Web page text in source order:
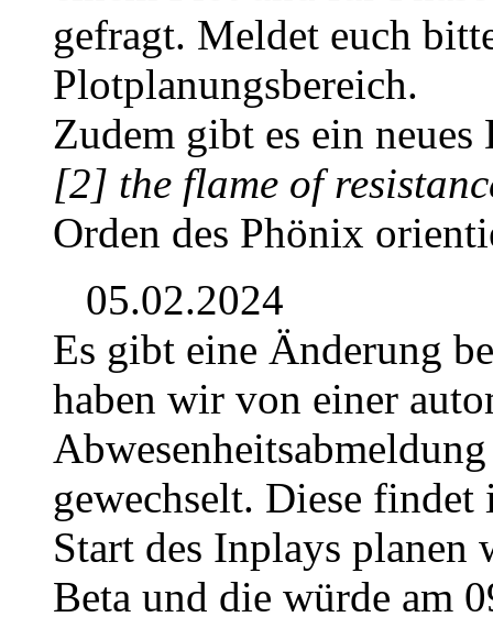
gefragt. Meldet euch
Plotplanungsbereich.
Zudem gibt es ein
[2] the flame of
Orden des Phönix
05.02.2024
Es gibt eine Änderung
haben wir von einer
gewechselt. Diese
Start des Inplays
Beta und die würde am